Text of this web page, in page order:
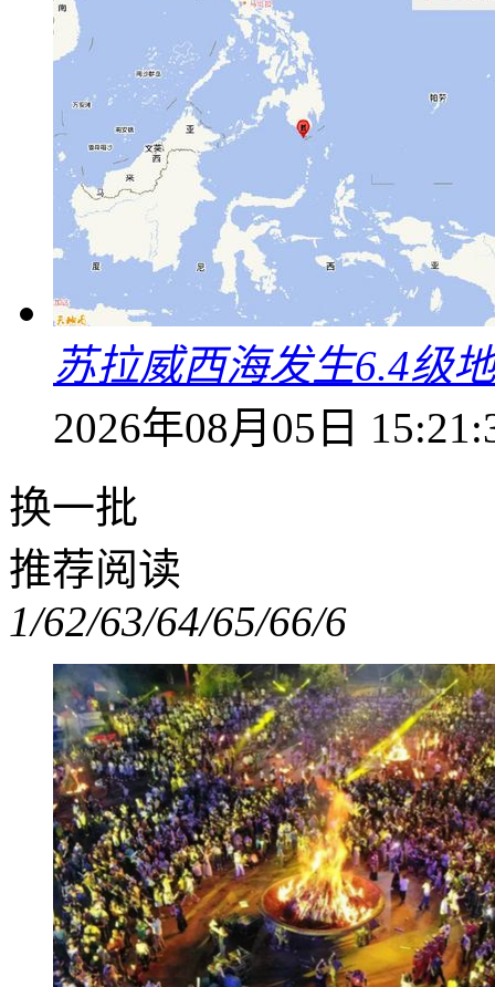
苏拉威西海发生6.4级
2026年08月05日
换一批
推荐阅读
1/62/63/64/65/66/6